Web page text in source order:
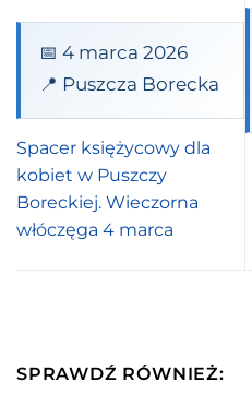
📅 4 marca 2026
📍 Puszcza Borecka
Spacer księżycowy dla
kobiet w Puszczy
Boreckiej. Wieczorna
włóczęga 4 marca
SPRAWDŹ RÓWNIEŻ: